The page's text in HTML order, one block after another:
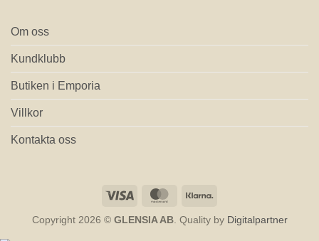
Om oss
Kundklubb
Butiken i Emporia
Villkor
Kontakta oss
Visa MasterCard
Copyright 2026 © GLENSIA AB. Quality by Digitalpartner